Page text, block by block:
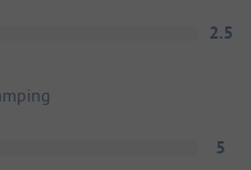
2.5
5